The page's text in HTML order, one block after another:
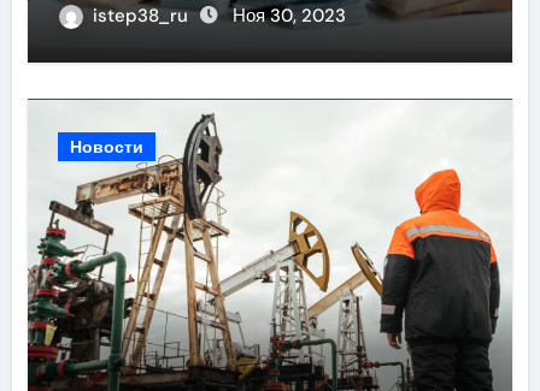
istep38_ru Ноя 30, 2023
Новости